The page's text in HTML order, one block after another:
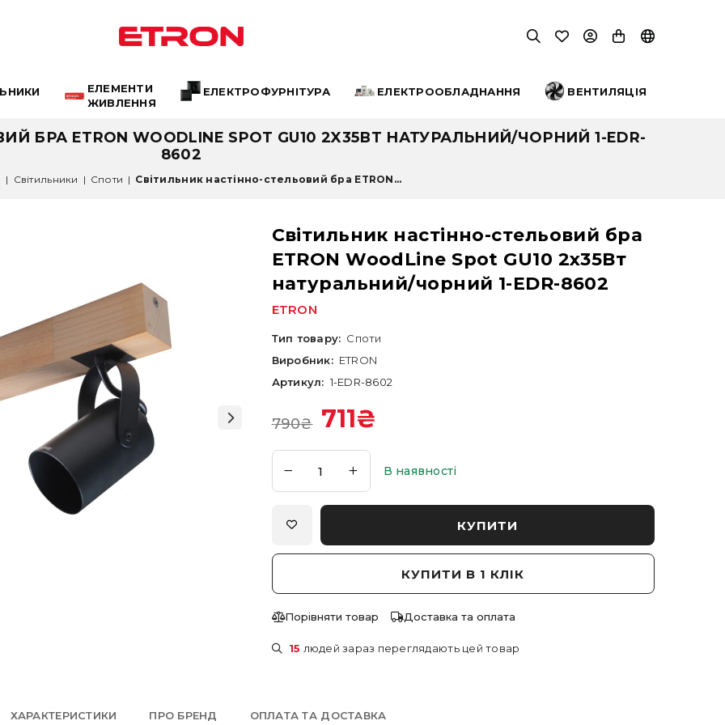
ЕЛЕМЕНТИ
ЖИВЛЕННЯ
ЕЛЕКТРОФУРНІТУРА ЕЛЕКТРООБЛАДНАННЯ ВЕНТИЛЯЦІЯ
ETRON WOODLINE SPOT GU10 2X35ВТ НАТУРАЛЬНИЙ/ЧОРНИЙ 1-EDR-
8602
| Світильники | Споти | Світильник настінно-стельовий бра ETRON...
Світильник настінно-стельовий бра
ETRON WoodLine Spot GU10 2x35Вт
натуральний/чорний 1-EDR-8602
ETRON
Тип товару: Споти
Виробник: ETRON
Артикул: 1-EDR-8602
790₴ 711₴
В наявності
КУПИТИ
КУПИТИ В 1 КЛІК
Порівняти товар Доставка та оплата
15 людей зараз переглядають цей товар
ХАРАКТЕРИСТИКИ ПРО БРЕНД ОПЛАТА ТА ДОСТАВКА